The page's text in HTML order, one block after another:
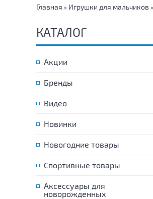
Главная » Игрушки для мальчиков »
КАТАЛОГ
Акции
Бренды
Видео
Новинки
Новогодние товары
Спортивные товары
Аксессуары для
новорожденных